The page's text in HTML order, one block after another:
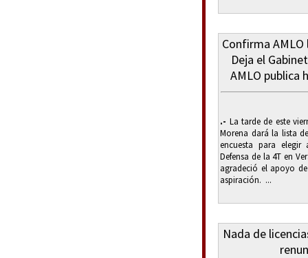
Confirma AMLO
Deja el
AMLO publica
.- La tarde de este
Morena dará la lista
encuesta para
Defensa de la 4T en
agradeció el apoyo
aspiración. ...
Nada de